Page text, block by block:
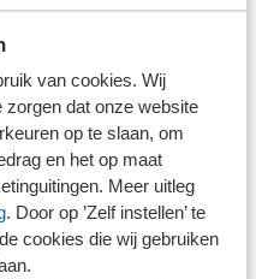
van cookies. Wij
dat onze website
op te slaan, om
en het op maat
Meer uitleg
. Door op ’Zelf instellen’ te
cookies die wij gebruiken
te maken tussen het
zoals hierboven
het beroep/
van
in en voor
verder verhogen van